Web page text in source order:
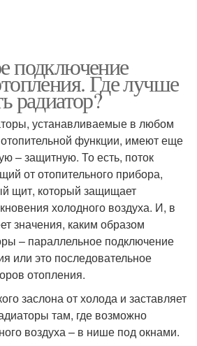
подключение
Где лучше
радиатор?
устанавливаемые в любом
функции, имеют еще
– защитную. То есть, поток
от отопительного прибора,
щит, который защищает
холодного воздуха. И, в
значения, каким образом
– параллельное подключение
или это последовательное
отопления.
заслона от холода и заставляет
там, где возможно
воздуха – в нише под окнами.